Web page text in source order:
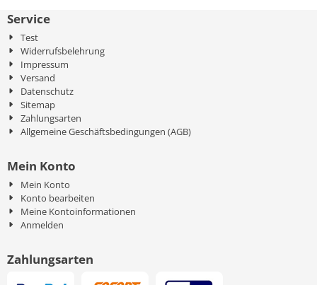
Service
Test
Widerrufsbelehrung
Impressum
Versand
Datenschutz
Sitemap
Zahlungsarten
Allgemeine Geschäftsbedingungen (AGB)
Mein Konto
Mein Konto
Konto bearbeiten
Meine Kontoinformationen
Anmelden
Zahlungsarten